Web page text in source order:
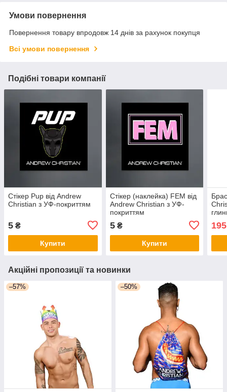
Умови повернення
Повернення товару впродовж 14 днів за рахунок покупця
Всі умови повернення
Подібні товари компанії
Стікер Pup від Andrew
Christian з УФ-покриттям
5 ₴
Купити
Стікер (наклейка) FEM від
Andrew Christian з УФ-
покриттям
5₴
Купити
195
Акційні пропозиції та новинки
–57% –50%